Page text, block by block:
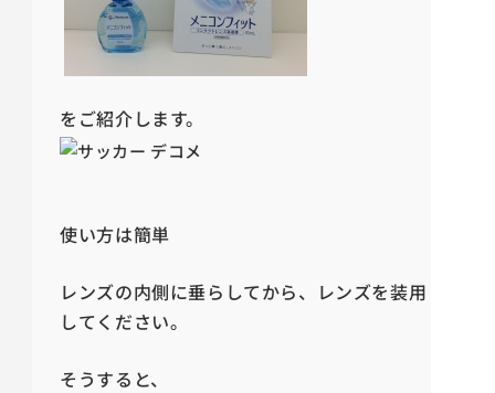
をご紹介します。
使い方は簡単
レンズの内側に垂らしてから、レンズを装用
してください。
そうすると、